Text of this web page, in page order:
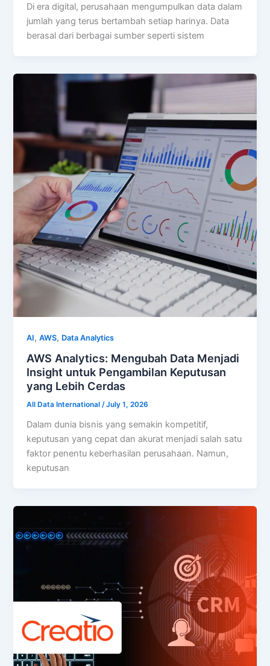
Di era digital, perusahaan mengumpulkan data dalam
jumlah yang terus bertambah setiap harinya. Data
berasal dari berbagai sumber seperti sistem
AI,AWS, Data Analytics
AWS Analytics: Mengubah Data Menjadi
Insight untuk Pengambilan Keputusan
yang Lebih Cerdas
All Data International/July 1, 2026
Dalam dunia bisnis yang semakin kompetitif,
keputusan yang cepat dan akurat menjadi salah satu
faktor penentu keberhasilan perusahaan. Namun,
keputusan